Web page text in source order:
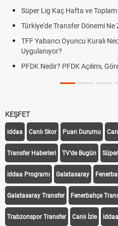
Süper Lig Kaç Hafta ve Toplam
Türkiye'de Transfer Dönemi Ne
TFF Yabancı Oyuncu Kuralı
Uygulanıyor?
PFDK Nedir? PFDK Açılımı,
KEŞFET
iddaa Canlı Skor Puan Durumu
Transfer Haberleri TV'de Bugün
iddaa Programı Galatasaray
Galatasaray Transfer Fenerbahçe
Trabzonspor Transfer Canlı İzle